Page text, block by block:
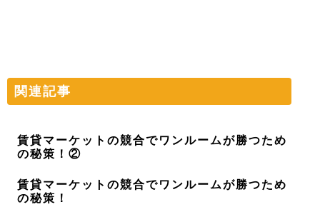
関連記事
賃貸マーケットの競合でワンルームが勝つため
の秘策！②
賃貸マーケットの競合でワンルームが勝つため
の秘策！